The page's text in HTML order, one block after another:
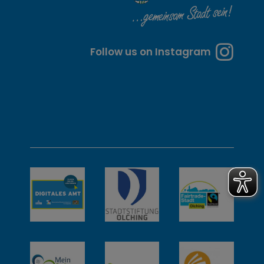
w
e
i
t
e
Follow us on Instagram